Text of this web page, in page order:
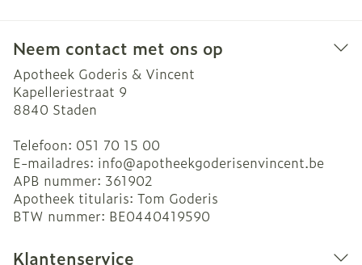
Neem contact met ons op
Apotheek Goderis & Vincent
Kapelleriestraat 9
8840 Staden
Telefoon: 051 70 15 00
E-mailadres: info@apotheekgoderisenvincent.be
APB nummer: 361902
Apotheek titularis: Tom Goderis
BTW nummer: BE0440419590
Klantenservice